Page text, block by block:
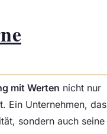
mit Werten nicht nur
Ein Unternehmen, das
sondern auch seine